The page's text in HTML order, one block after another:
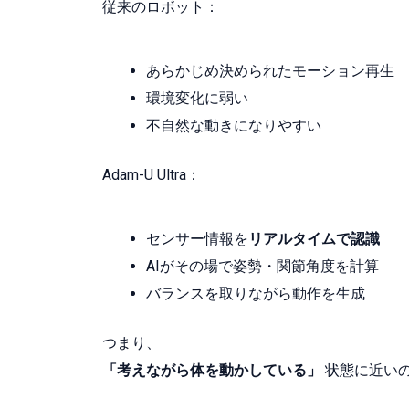
従来のロボット：
あらかじめ決められたモーション再生
環境変化に弱い
不自然な動きになりやすい
Adam-U Ultra：
センサー情報を リアルタイムで認識
AIがその場で姿勢・関節角度を計算
バランスを取りながら動作を生成
つまり、
「考えながら体を動かしている」
状態に近い